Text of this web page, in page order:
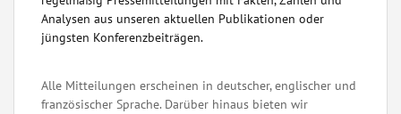
Analysen aus unseren aktuellen Publikationen oder
jüngsten Konferenzbeiträgen.
Alle Mitteilungen erscheinen in deutscher, englischer und
französischer Sprache. Darüber hinaus bieten wir